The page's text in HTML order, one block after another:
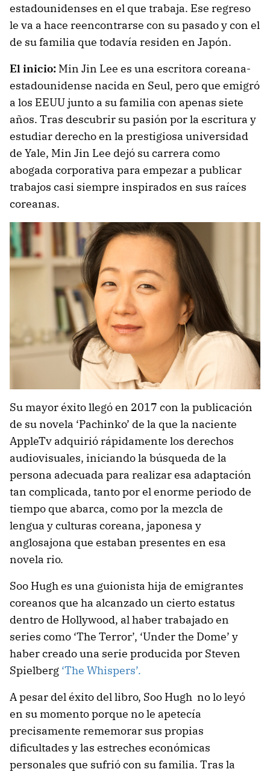
estadounidenses en el que trabaja. Ese regreso
le va a hace reencontrarse con su pasado y con el
de su familia que todavía residen en Japón.
El inicio: Min Jin Lee es una escritora coreana-
estadounidense nacida en Seul, pero que emigró
a los EEUU junto a su familia con apenas siete
años. Tras descubrir su pasión por la escritura y
estudiar derecho en la prestigiosa universidad
de Yale, Min Jin Lee dejó su carrera como
abogada corporativa para empezar a publicar
trabajos casi siempre inspirados en sus raíces
coreanas.
Su mayor éxito llegó en 2017 con la publicación
de su novela ‘Pachinko’ de la que la naciente
AppleTv adquirió rápidamente los derechos
audiovisuales, iniciando la búsqueda de la
persona adecuada para realizar esa adaptación
tan complicada, tanto por el enorme periodo de
tiempo que abarca, como por la mezcla de
lengua y culturas coreana, japonesa y
anglosajona que estaban presentes en esa
novela rio.
Soo Hugh es una guionista hija de emigrantes
coreanos que ha alcanzado un cierto estatus
dentro de Hollywood, al haber trabajado en
series como ‘The Terror’, ‘Under the Dome’ y
haber creado una serie producida por Steven
Spielberg ‘The Whispers’.
A pesar del éxito del libro, Soo Hugh no lo leyó
en su momento porque no le apetecía
precisamente rememorar sus propias
dificultades y las estreches económicas
personales que sufrió con su familia. Tras la